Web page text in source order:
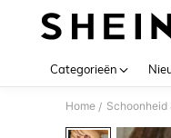
Categorieën
Home / Schoonheid